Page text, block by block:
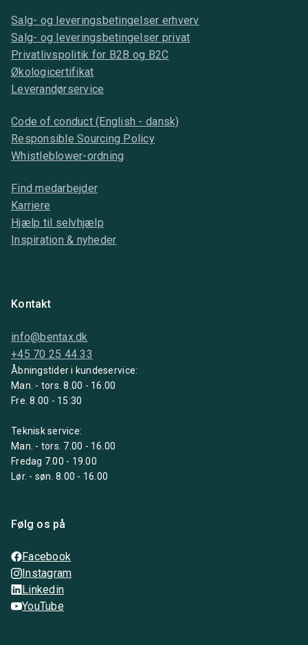
Salg- og leveringsbetingelser erhverv
Salg- og leveringsbetingelser privat
Privatlivspolitik for B2B og B2C
Økologicertifikat
Leverandørservice
Code of conduct (English - dansk)
Responsible Sourcing Policy
Whistleblower-ordning
Find medarbejder
Karriere
Hjælp til selvhjælp
Inspiration & nyheder
Kontakt
info@bentax.dk
+45 70 25 44 33
Åbningstider i kundeservice:
Man. - tors. 8.00 - 16.00
Fre. 8.00 - 15:30
Teknisk service:
Man. - tors. 7.00 - 16.00
Fredag 7.00 - 19.00
Lør. - søn. 8.00 - 16.00
Følg os på
Facebook
Instagram
Linkedin
YouTube